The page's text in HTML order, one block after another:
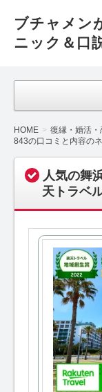
ブチャメン
ニック＆口
HOME 復縁・婚活
843の口コミと内容の
人気の舞
天トラベ